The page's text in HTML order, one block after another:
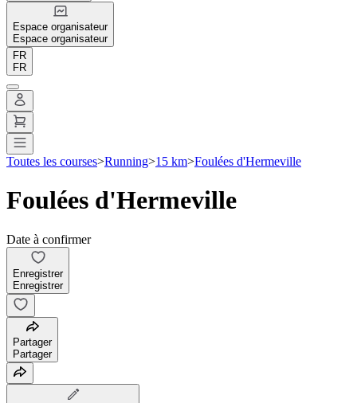
Espace organisateur
Espace organisateur
FR
FR
Toutes les courses>Running>15 km>Foulées d'Hermeville
Foulées d'Hermeville
Date à confirmer
Enregistrer
Enregistrer
Partager
Partager